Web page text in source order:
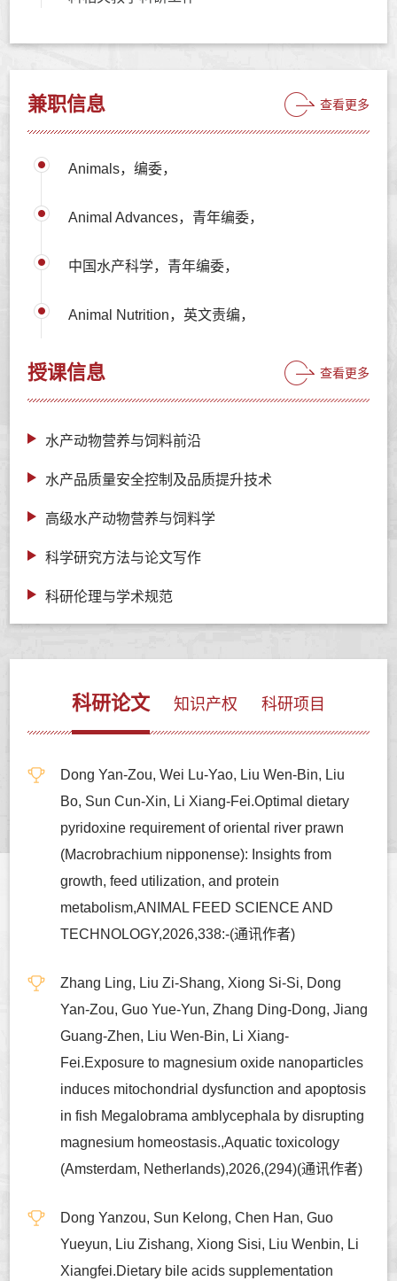
兼职信息 查看更多
Animals，编委，
Animal Advances，青年编委，
中国水产科学，青年编委，
Animal Nutrition，英文责编，
授课信息 查看更多
水产动物营养与饲料前沿
水产品质量安全控制及品质提升技术
高级水产动物营养与饲料学
科学研究方法与论文写作
科研伦理与学术规范
科研论文 知识产权 科研项目
Dong Yan-Zou, Wei Lu-Yao, Liu Wen-Bin, Liu
Bo, Sun Cun-Xin, Li Xiang-Fei.Optimal dietary
pyridoxine requirement of oriental river prawn
(Macrobrachium nipponense): Insights from
growth, feed utilization, and protein
metabolism,ANIMAL FEED SCIENCE AND
TECHNOLOGY,2026,338:-(通讯作者)
Zhang Ling, Liu Zi-Shang, Xiong Si-Si, Dong
Yan-Zou, Guo Yue-Yun, Zhang Ding-Dong, Jiang
Guang-Zhen, Liu Wen-Bin, Li Xiang-
Fei.Exposure to magnesium oxide nanoparticles
induces mitochondrial dysfunction and apoptosis
in fish Megalobrama amblycephala by disrupting
magnesium homeostasis.,Aquatic toxicology
(Amsterdam, Netherlands),2026,(294)(通讯作者)
Dong Yanzou, Sun Kelong, Chen Han, Guo
Yueyun, Liu Zishang, Xiong Sisi, Liu Wenbin, Li
Xiangfei.Dietary bile acids supplementation